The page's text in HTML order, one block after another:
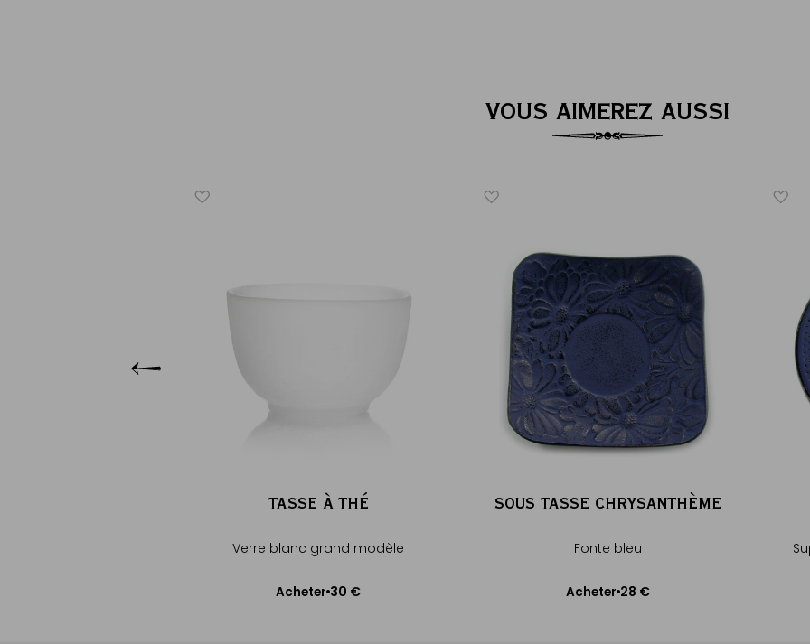
VOUS AIMEREZ AUSSI
TASSE À THÉ
Verre blanc grand modèle
Acheter 30 €
SOUS TASSE CHRYSANTHÈME
Fonte bleu
Acheter 28 €